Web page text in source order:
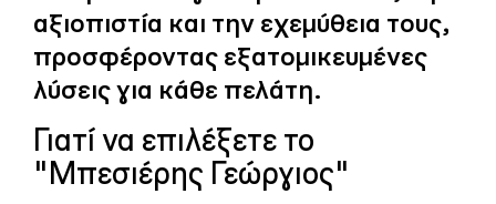
αξιοπιστία και την εχεμύθεια τους,
προσφέροντας εξατομικευμένες
λύσεις για κάθε πελάτη.
Γιατί να επιλέξετε το
"Μπεσιέρης Γεώργιος"